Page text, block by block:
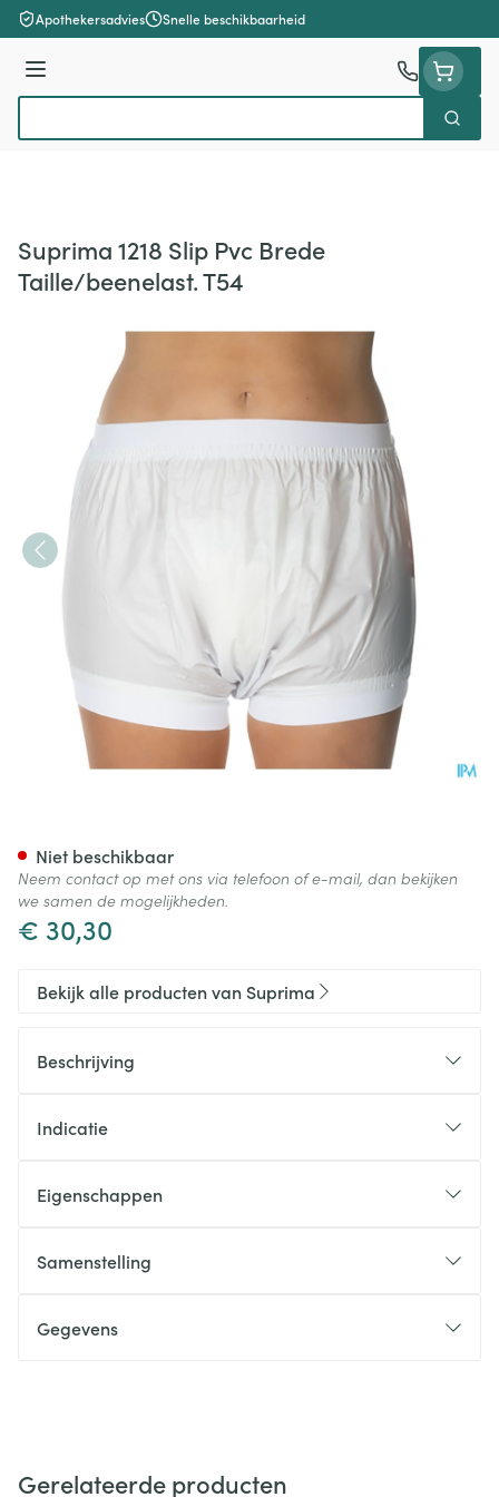
Ga naar de inhoud
Apothekersadvies Snelle beschikbaarheid
Menu
Zoek
Suprima 1218 Slip Pvc Brede
Taille/beenelast. T54
€ 30,30
Niet beschikbaar
Neem contact op met ons via telefoon of e-mail, dan bekijken
we samen de mogelijkheden.
Bekijk alle producten van Suprima
Beschrijving
Indicatie
Eigenschappen
Samenstelling
Gegevens
Gerelateerde producten